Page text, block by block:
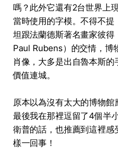
嗎？此外它還有2台世界上
當時使用的字模。不得不
坦跟法蘭德斯著名畫家彼
Paul Rubens）的交情，博
肖像，大多是出自魯本斯
價值連城。
原本以為沒有太大的博物館
最後我在那裡逗留了4個半
衛普的話，也推薦到這裡
樣一回事！